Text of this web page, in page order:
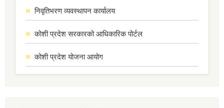
निवृतिभरण व्यवस्थापन कार्यालय
कोशी प्रदेश सरकारको आधिकारिक पोर्टल
कोशी प्रदेश योजना आयोग